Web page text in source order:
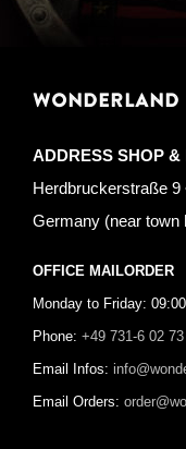
WONDERLAND
ADDRESS SHOP &
Herdbruckerstraße 9
Germany (near town
OFFICE MAILORDER
Monday to Friday:
Phone: +49 731-6 02
Email Infos:
Email Orders: